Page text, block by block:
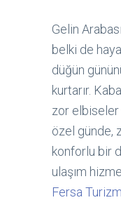
Gelin
belki de
düğün
kurtarır.
zor elbiseler
özel günde,
konforlu bir
ulaşım
Fersa Turizm